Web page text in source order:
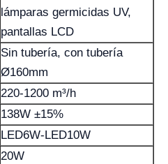
lámparas germicidas UV,
pantallas LCD
Sin tubería, con tubería
Ø160mm
220-1200 m³/h
138W ±15%
LED6W-LED10W
20W